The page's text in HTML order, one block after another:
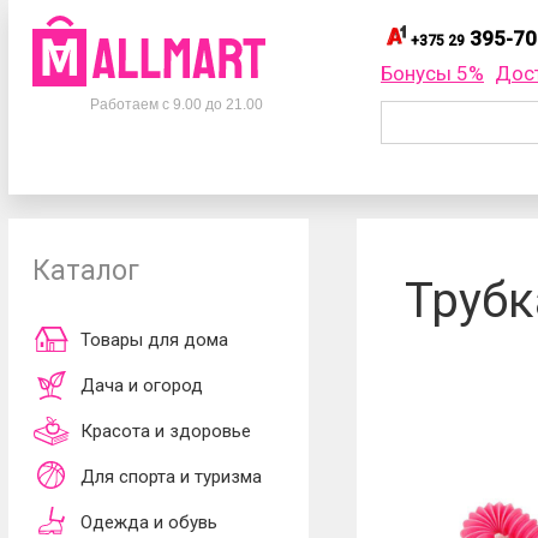
Телефоны
+375 33395-70-75
Работаем с 9.00 до 21.00
+375 29 395-
+375 29
обработки
принимаю
Бонусы 5%
Каталог
Товары для дома
Дача и огород
Красота и здоровье
Для спорта и туризма
Одежда и обувь